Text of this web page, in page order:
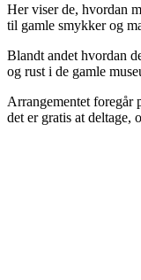
Her viser de, hvordan
til gamle smykker og
Blandt andet hvordan
og rust i de gamle
Arrangementet foregår
det er gratis at